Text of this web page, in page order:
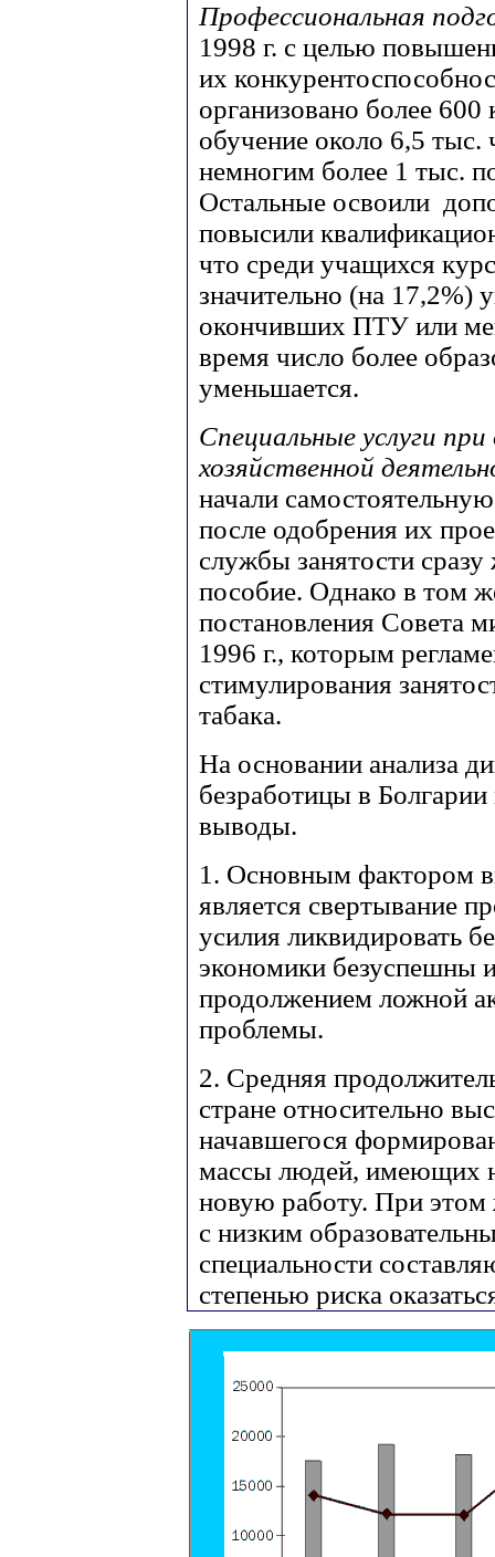
Профессиональная
1998 г. с целью
их
организовано более
обучение около 6,5
немногим более 1 тыс.
Остальные освоили
повысили
что среди учащихся
значительно (на 17,2%)
окончивших ПТУ или
время число более
уменьшается.
Специальные услуги
хозяйственной
начали
после одобрения их
службы занятости
пособие. Однако в том
постановления Совета
1996 г., которым
стимулирования
табака.
На основании анализа
безработицы в
выводы.
1. Основным фактором
является свертывание
усилия ликвидировать
экономики безуспешны
продолжением ложной
проблемы.
2. Средняя
стране относительно
начавшегося
массы людей, имеющих
новую работу. При
с низким
специальности
степенью риска